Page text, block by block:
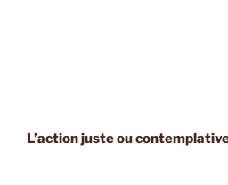
L’action juste ou